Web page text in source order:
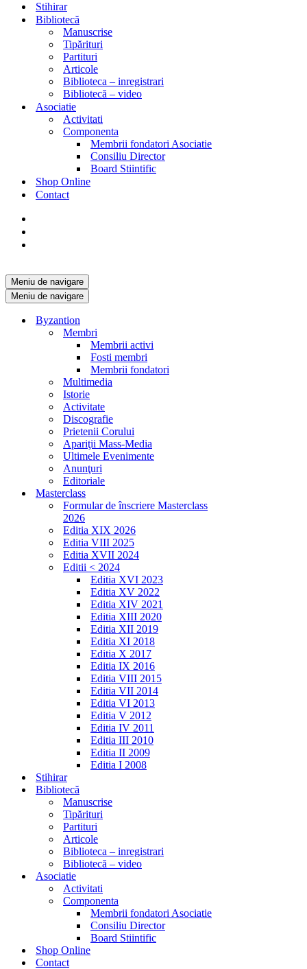
Stihirar
Bibliotecă
Manuscrise
Tipărituri
Partituri
Articole
Biblioteca – inregistrari
Bibliotecă – video
Asociatie
Activitati
Componenta
Membrii fondatori Asociatie
Consiliu Director
Board Stiintific
Shop Online
Contact
Meniu de navigare
Meniu de navigare
Byzantion
Membri
Membrii activi
Fosti membri
Membrii fondatori
Multimedia
Istorie
Activitate
Discografie
Prietenii Corului
Apariţii Mass-Media
Ultimele Evenimente
Anunţuri
Editoriale
Masterclass
Formular de înscriere Masterclass
2026
Editia XIX 2026
Editia VIII 2025
Editia XVII 2024
Editii < 2024
Editia XVI 2023
Editia XV 2022
Editia XIV 2021
Editia XIII 2020
Editia XII 2019
Editia XI 2018
Editia X 2017
Editia IX 2016
Editia VIII 2015
Editia VII 2014
Editia VI 2013
Editia V 2012
Editia IV 2011
Editia III 2010
Editia II 2009
Editia I 2008
Stihirar
Bibliotecă
Manuscrise
Tipărituri
Partituri
Articole
Biblioteca – inregistrari
Bibliotecă – video
Asociatie
Activitati
Componenta
Membrii fondatori Asociatie
Consiliu Director
Board Stiintific
Shop Online
Contact